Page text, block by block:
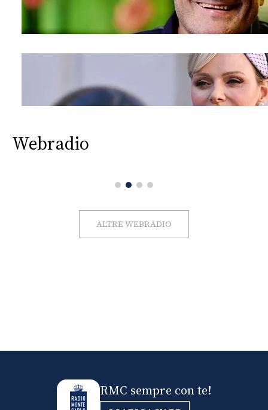
Webradio
ALTRE WEBRADIO
RMC sempre con te!